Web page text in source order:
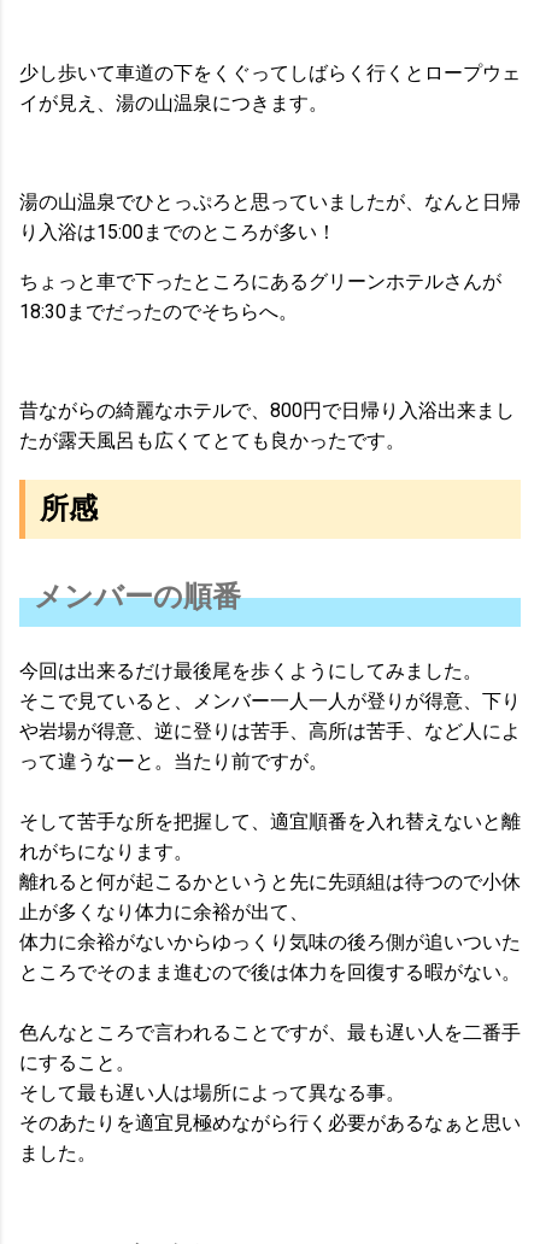
少し歩いて車道の下をくぐってしばらく行くとロープウェ
イが見え、湯の山温泉につきます。
湯の山温泉でひとっぷろと思っていましたが、なんと日帰
り入浴は15:00までのところが多い！
ちょっと車で下ったところにあるグリーンホテルさんが
18:30までだったのでそちらへ。
昔ながらの綺麗なホテルで、800円で日帰り入浴出来まし
たが露天風呂も広くてとても良かったです。
所感
メンバーの順番
今回は出来るだけ最後尾を歩くようにしてみました。
そこで見ていると、メンバー一人一人が登りが得意、下り
や岩場が得意、逆に登りは苦手、高所は苦手、など人によ
って違うなーと。当たり前ですが。
そして苦手な所を把握して、適宜順番を入れ替えないと離
れがちになります。
離れると何が起こるかというと先に先頭組は待つので小休
止が多くなり体力に余裕が出て、
体力に余裕がないからゆっくり気味の後ろ側が追いついた
ところでそのまま進むので後は体力を回復する暇がない。
色んなところで言われることですが、最も遅い人を二番手
にすること。
そして最も遅い人は場所によって異なる事。
そのあたりを適宜見極めながら行く必要があるなぁと思い
ました。